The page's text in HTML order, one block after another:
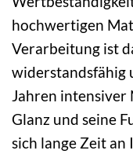
hochwertigen
Verarbeitung ist
widerstandsfähig
Jahren intensiver
Glanz und seine
sich lange Zeit an